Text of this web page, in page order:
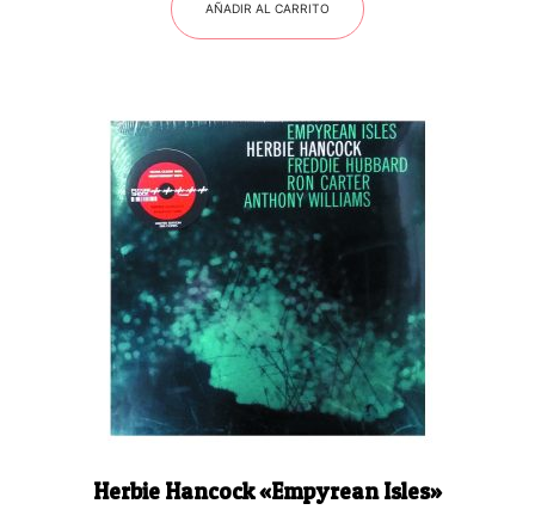
AÑADIR AL CARRITO
Herbie Hancock «Empyrean Isles»